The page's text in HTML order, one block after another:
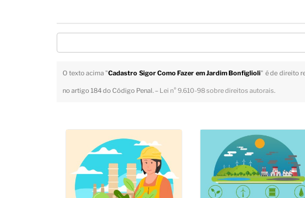
O texto acima "Cadastro Sigor Como Fazer em Jardim Bonfiglioli" é de direito
no artigo 184 do Código Penal. – Lei n° 9.610-98 sobre direitos autorais.